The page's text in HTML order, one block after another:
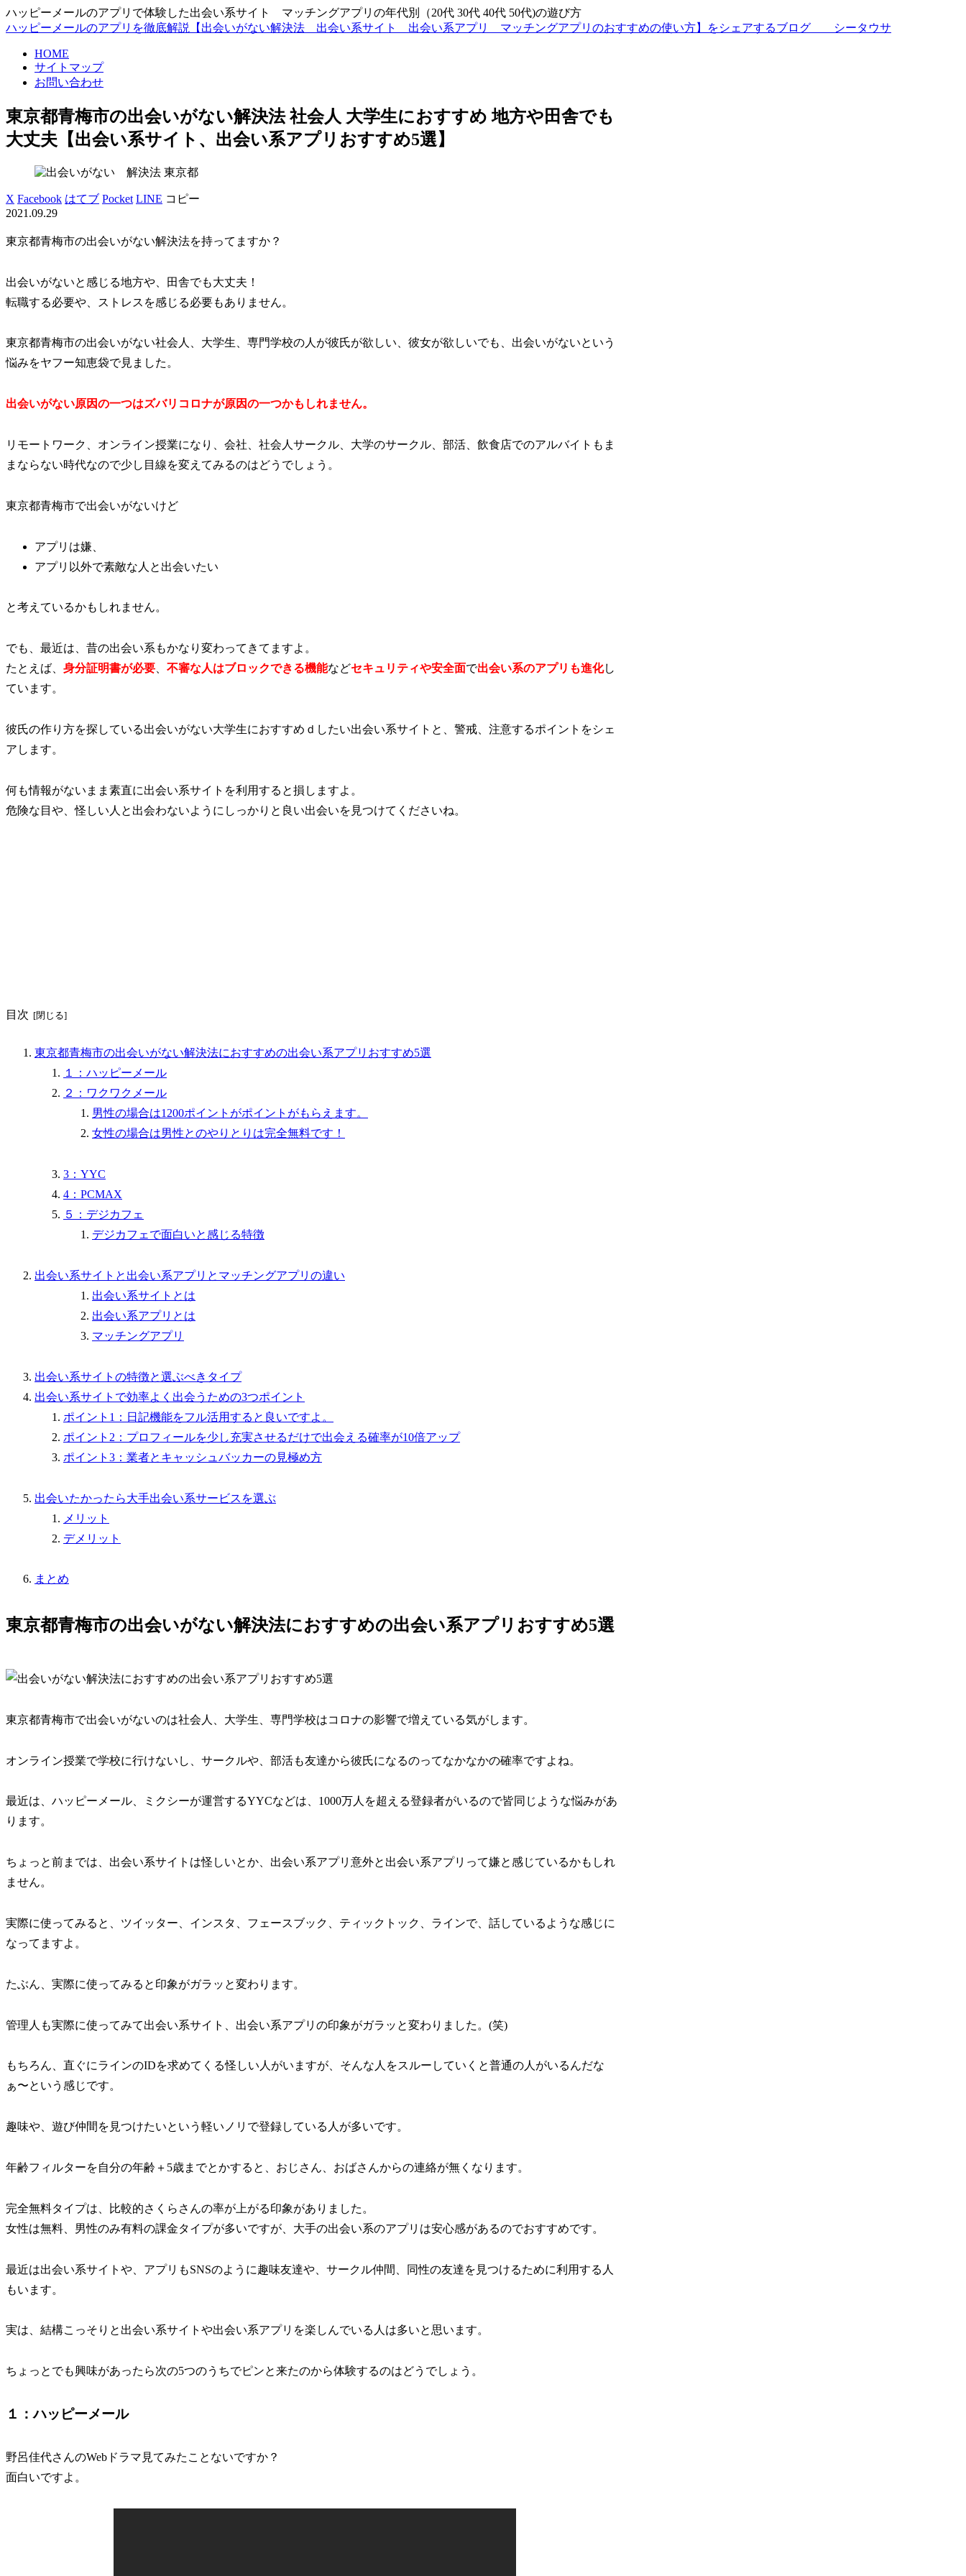
ハッピーメールのアプリで体験した出会い系サイト マッチングアプリの年代別（20代 30代 40代 50代)の遊び方
ハッピーメールのアプリを徹底解説【出会いがない解決法 出会い系サイト 出会い系アプリ マッチングアプリのおすすめの使い方】をシェアするブログ シータウサ
HOME
サイトマップ
お問い合わせ
東京都青梅市の出会いがない解決法 社会人 大学生におすすめ 地方や田舎でも
大丈夫【出会い系サイト、出会い系アプリおすすめ5選】
東京都
X Facebook はてブ Pocket LINE コピー
2021.09.29
東京都青梅市の出会いがない解決法を持ってますか？
出会いがないと感じる地方や、田舎でも大丈夫！
転職する必要や、ストレスを感じる必要もありません。
東京都青梅市の出会いがない社会人、大学生、専門学校の人が彼氏が欲しい、彼女が欲しいでも、出会いがないという
悩みをヤフー知恵袋で見ました。
出会いがない原因の一つはズバリコロナが原因の一つかもしれません。
リモートワーク、オンライン授業になり、会社、社会人サークル、大学のサークル、部活、飲食店でのアルバイトもま
まならない時代なので少し目線を変えてみるのはどうでしょう。
東京都青梅市で出会いがないけど
アプリは嫌、
アプリ以外で素敵な人と出会いたい
と考えているかもしれません。
でも、最近は、昔の出会い系もかなり変わってきてますよ。
たとえば、 身分証明書が必要 不審な人はブロックできる機能などセキュリティや安全面で出会い系のアプリも進化し
ています。
彼氏の作り方を探している出会いがない大学生におすすめｄしたい出会い系サイトと、警戒、注意するポイントをシェ
アします。
何も情報がないまま素直に出会い系サイトを利用すると損しますよ。
危険な目や、怪しい人と出会わないようにしっかりと良い出会いを見つけてくださいね。
目次
東京都青梅市の出会いがない解決法におすすめの出会い系アプリおすすめ5選
１：ハッピーメール
２：ワクワクメール
男性の場合は1200ポイントがポイントがもらえます。
女性の場合は男性とのやりとりは完全無料です！
3：YYC
4：PCMAX
５：デジカフェ
デジカフェで面白いと感じる特徴
出会い系サイトと出会い系アプリとマッチングアプリの違い
出会い系サイトとは
出会い系アプリとは
マッチングアプリ
出会い系サイトの特徴と選ぶべきタイプ
出会い系サイトで効率よく出会うための3つポイント
ポイント1：日記機能をフル活用すると良いですよ。
ポイント2：プロフィールを少し充実させるだけで出会える確率が10倍アップ
ポイント3：業者とキャッシュバッカーの見極め方
出会いたかったら大手出会い系サービスを選ぶ
メリット
デメリット
まとめ
東京都青梅市の出会いがない解決法におすすめの出会い系アプリおすすめ5選
東京都青梅市で出会いがないのは社会人、大学生、専門学校はコロナの影響で増えている気がします。
オンライン授業で学校に行けないし、サークルや、部活も友達から彼氏になるのってなかなかの確率ですよね。
最近は、ハッピーメール、ミクシーが運営するYYCなどは、1000万人を超える登録者がいるので皆同じような悩みがあ
ります。
ちょっと前までは、出会い系サイトは怪しいとか、出会い系アプリ意外と出会い系アプリって嫌と感じているかもしれ
ません。
実際に使ってみると、ツイッター、インスタ、フェースブック、ティックトック、ラインで、話しているような感じに
なってますよ。
たぶん、実際に使ってみると印象がガラッと変わります。
管理人も実際に使ってみて出会い系サイト、出会い系アプリの印象がガラッと変わりました。(笑)
もちろん、直ぐにラインのIDを求めてくる怪しい人がいますが、そんな人をスルーしていくと普通の人がいるんだな
ぁ〜という感じです。
趣味や、遊び仲間を見つけたいという軽いノリで登録している人が多いです。
年齢フィルターを自分の年齢＋5歳までとかすると、おじさん、おばさんからの連絡が無くなります。
完全無料タイプは、比較的さくらさんの率が上がる印象がありました。
女性は無料、男性のみ有料の課金タイプが多いですが、大手の出会い系のアプリは安心感があるのでおすすめです。
最近は出会い系サイトや、アプリもSNSのように趣味友達や、サークル仲間、同性の友達を見つけるために利用する人
もいます。
実は、結構こっそりと出会い系サイトや出会い系アプリを楽しんでいる人は多いと思います。
ちょっとでも興味があったら次の5つのうちでピンと来たのから体験するのはどうでしょう。
１：ハッピーメール
野呂佳代さんのWebドラマ見てみたことないですか？
面白いですよ。